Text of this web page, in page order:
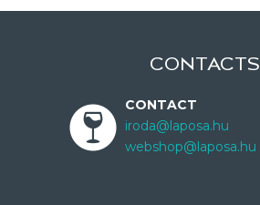
CONTACTS
CONTACT
iroda@laposa.hu
webshop@laposa.hu